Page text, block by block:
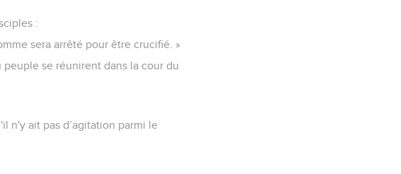
:
sera arrêté pour être crucifié. »
se réunirent dans la cour du
n'y ait pas d’agitation parmi le